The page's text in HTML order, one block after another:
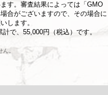
す。審査結果によっては「GMO
合がございますので、その場合に
します。
で、55,000円（税込）です。
。